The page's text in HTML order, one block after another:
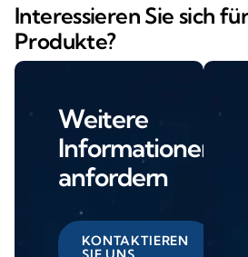
Interessieren Sie sich
Produkte?
Weitere
Informationen
anfordern
KONTAKTIEREN